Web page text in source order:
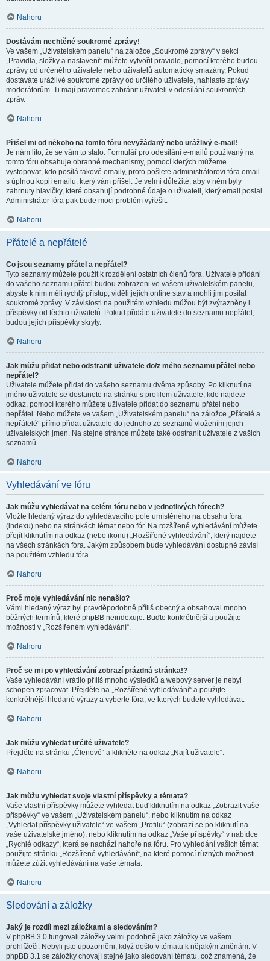
Nahoru
Dostávám nechtěné soukromé zprávy!
Ve vašem „Uživatelském panelu“ na záložce „Soukromé zprávy“ v sekci
„Pravidla, složky a nastavení“ můžete vytvořit pravidlo, pomocí kterého budou
zprávy od určeného uživatele nebo uživatelů automaticky smazány. Pokud
dostáváte urážlivé soukromé zprávy od určitého uživatele, nahlaste zprávy
moderátorům. Ti mají pravomoc zabránit uživateli v odesílání soukromých
zpráv.
Nahoru
Přišel mi od někoho na tomto fóru nevyžádaný nebo urážlivý e-mail!
Je nám líto, že se vám to stalo. Formulář pro odesílání e-mailů používaný na
tomto fóru obsahuje obranné mechanismy, pomocí kterých můžeme
vystopovat, kdo posílá takové emaily, proto pošlete administrátorovi fóra email
s úplnou kopií emailu, který vám přišel. Je velmi důležité, aby v něm byly
zahrnuty hlavičky, které obsahují podrobné údaje o uživateli, který email poslal.
Administrátor fóra pak bude moci problém vyřešit.
Nahoru
Přátelé a nepřátelé
Co jsou seznamy přátel a nepřátel?
Tyto seznamy můžete použít k rozdělení ostatních členů fóra. Uživatelé přidáni
do vašeho seznamu přátel budou zobrazeni ve vašem uživatelském panelu,
abyste k nim měli rychlý přístup, viděli jejich online stav a mohli jim posílat
soukromé zprávy. V závislosti na použitém vzhledu můžou být zvýrazněny i
příspěvky od těchto uživatelů. Pokud přidáte uživatele do seznamu nepřátel,
budou jejich příspěvky skryty.
Nahoru
Jak můžu přidat nebo odstranit uživatele do/z mého seznamu přátel nebo
nepřátel?
Uživatele můžete přidat do vašeho seznamu dvěma způsoby. Po kliknutí na
jméno uživatele se dostanete na stránku s profilem uživatele, kde najdete
odkaz, pomocí kterého můžete uživatele přidat do seznamu přátel nebo
nepřátel. Nebo můžete ve vašem „Uživatelském panelu“ na záložce „Přátelé a
nepřátelé“ přímo přidat uživatele do jednoho ze seznamů vložením jejich
uživatelských jmen. Na stejné stránce můžete také odstranit uživatele z vašich
seznamů.
Nahoru
Vyhledávání ve fóru
Jak můžu vyhledávat na celém fóru nebo v jednotlivých fórech?
Vložte hledaný výraz do vyhledávacího pole umístěného na obsahu fóra
(indexu) nebo na stránkách témat nebo fór. Na rozšířené vyhledávání můžete
přejít kliknutím na odkaz (nebo ikonu) „Rozšířené vyhledávání“, který najdete
na všech stránkách fóra. Jakým způsobem bude vyhledávání dostupné závisí
na použitém vzhledu fóra.
Nahoru
Proč moje vyhledávání nic nenašlo?
Vámi hledaný výraz byl pravděpodobně příliš obecný a obsahoval mnoho
běžných termínů, které phpBB neindexuje. Buďte konkrétnější a použijte
možnosti v „Rozšířeném vyhledávání“.
Nahoru
Proč se mi po vyhledávání zobrazí prázdná stránka!?
Vaše vyhledávání vrátilo příliš mnoho výsledků a webový server je nebyl
schopen zpracovat. Přejděte na „Rozšířené vyhledávání“ a použijte
konkrétnější hledané výrazy a vyberte fóra, ve kterých budete vyhledávat.
Nahoru
Jak můžu vyhledat určité uživatele?
Přejděte na stránku „Členové“ a klikněte na odkaz „Najít uživatele“.
Nahoru
Jak můžu vyhledat svoje vlastní příspěvky a témata?
Vaše vlastní příspěvky můžete vyhledat buď kliknutím na odkaz „Zobrazit vaše
příspěvky“ ve vašem „Uživatelském panelu“, nebo kliknutím na odkaz
„Vyhledat příspěvky uživatele“ ve vašem „Profilu“ (zobrazí se po kliknutí na
vaše uživatelské jméno), nebo kliknutím na odkaz „Vaše příspěvky“ v nabídce
„Rychlé odkazy“, která se nachází nahoře na fóru. Pro vyhledání vašich témat
použijte stránku „Rozšířené vyhledávání“, na které pomocí různých možnosti
můžete zúžit vyhledávání na vaše témata.
Nahoru
Sledování a záložky
Jaký je rozdíl mezi záložkami a sledováním?
V phpBB 3.0 fungovali záložky velmi podobně jako záložky ve vašem
prohlížeči. Nebyli jste upozorněni, když došlo v tématu k nějakým změnám. V
phpBB 3.1 se záložky chovají stejně jako sledování tématu, což znamená, že